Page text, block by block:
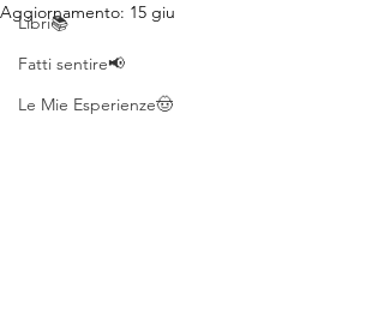
Libri📚
Fatti sentire📢
Le Mie Esperienze🤠
Aggiornamento: 15 giu